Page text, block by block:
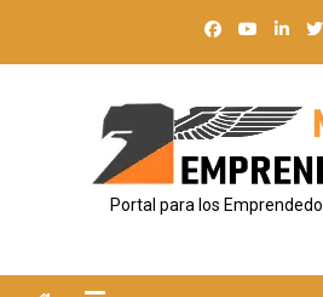
Portal para los